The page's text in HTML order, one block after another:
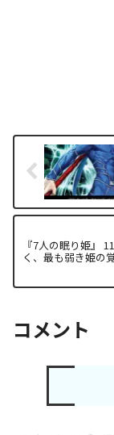
『7人の眠り姫』
く、最も弱き姫の
コメント